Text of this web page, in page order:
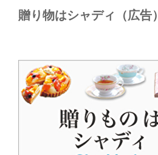
贈り物はシャディ（広告）